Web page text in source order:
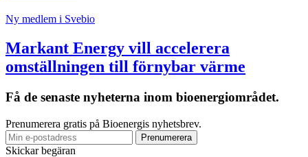
Ny medlem i Svebio
Markant Energy vill accelerera
omställningen till förnybar värme
Få de senaste nyheterna inom bioenergiområdet.
Prenumerera gratis på Bioenergis nyhetsbrev.
Skickar begäran